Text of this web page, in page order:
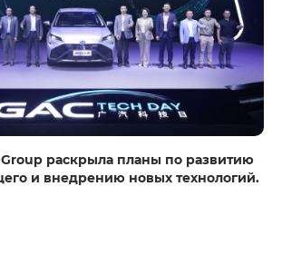
раскрыла планы по развитию
и внедрению новых технологий.